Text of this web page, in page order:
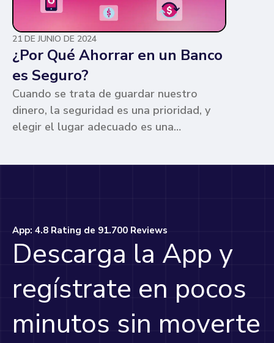
21 DE JUNIO DE 2024
¿Por Qué Ahorrar en un Banco
es Seguro?
Cuando se trata de guardar nuestro
dinero, la seguridad es una prioridad, y
elegir el lugar adecuado es una
App: 4.8 Rating de 91.700 Reviews
Descarga la App y
regístrate en pocos
minutos sin moverte